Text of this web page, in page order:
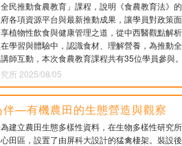
民推動食農教育」課程，說明《食農教育法》
各項資源平台與最新推動成果，讓學員對政策
植物性飲食與健康管理之道，從中西醫觀點解
學習與體驗中，認識食材、理解營養，為推動
師互動，本次食農教育課程共有35位學員參與
所 2025/08/05
伴—有機農田的生態營造與觀察
建立農田生態多樣性資料，在生物多樣性研究
田區，設置了由屏科大設計的猛禽棲架。裝設